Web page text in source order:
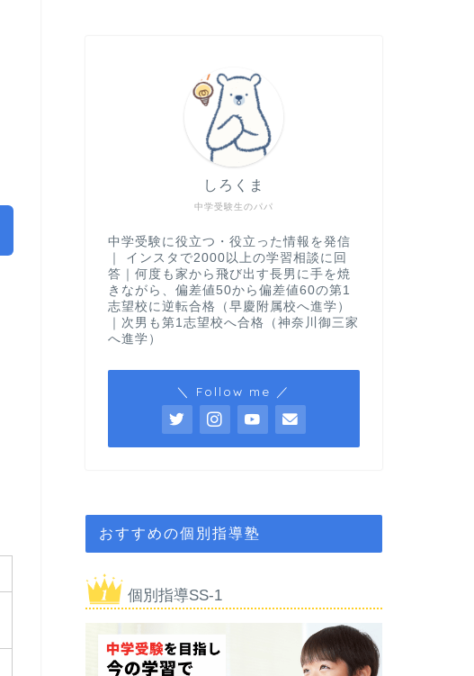
中学受験生のパパ
しろくま
中学受験に役立つ・役立った情報を発信
｜ インスタで2000以上の学習相談に回
答｜何度も家から飛び出す長男に手を焼
きながら、偏差値50から偏差値60の第1
志望校に逆転合格（早慶附属校へ進学）
｜次男も第1志望校へ合格（神奈川御三家
へ進学）
＼ Follow me ／
おすすめの個別指導塾
個別指導SS-1